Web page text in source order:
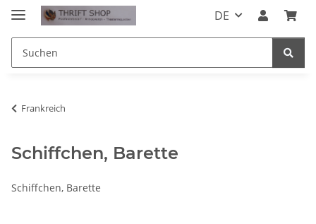
DE
Frankreich
Schiffchen, Barette
Schiffchen, Barette